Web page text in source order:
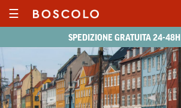
SPEDIZIONE GRATUITA 24-48H
☰